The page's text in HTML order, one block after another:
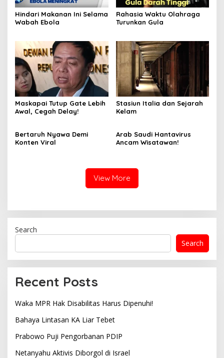
Hindari Makanan Ini Selama
Wabah Ebola
Rahasia Waktu Olahraga
Turunkan Gula
Maskapai Tutup Gate Lebih
Awal, Cegah Delay!
Stasiun Italia dan Sejarah
Kelam
Bertaruh Nyawa Demi
Konten Viral
Arab Saudi Hantavirus
Ancam Wisatawan!
View More
Search
Search
Recent Posts
Waka MPR Hak Disabilitas Harus Dipenuhi!
Bahaya Lintasan KA Liar Tebet
Prabowo Puji Pengorbanan PDIP
Netanyahu Aktivis Diborgol di Israel